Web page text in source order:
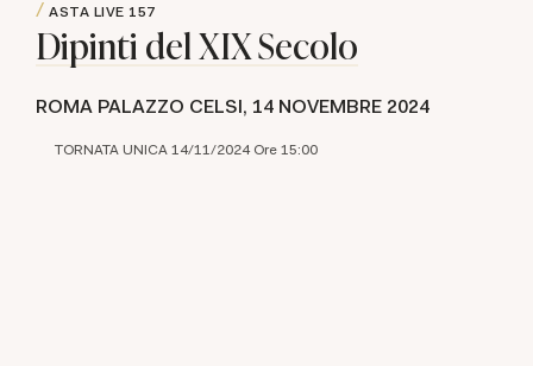
ASTA LIVE 157
Dipinti del XIX Secolo
ROMA PALAZZO CELSI, 14 NOVEMBRE 2024
TORNATA UNICA 14/11/2024 Ore 15:00